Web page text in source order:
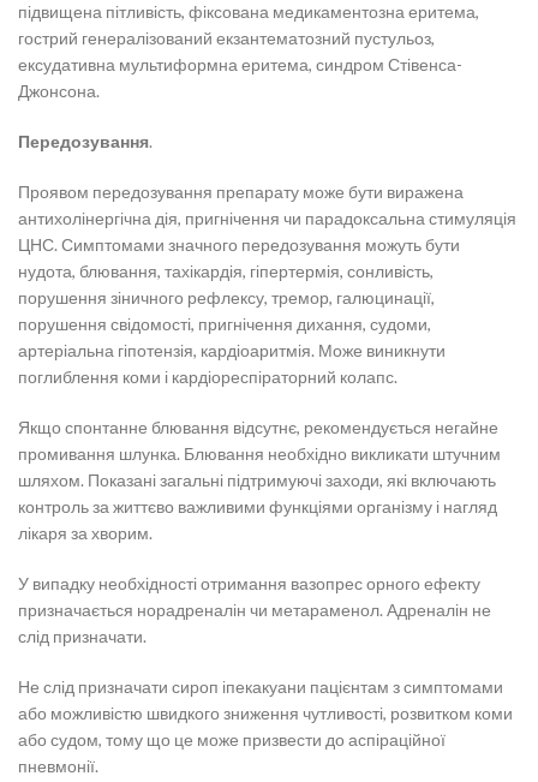
підвищена пітливість, фіксована медикаментозна еритема,
гострий генералізований екзантематозний пустульоз,
ексудативна мультиформна еритема, синдром Стівенса-
Джонсона.
Передозування.
Проявом передозування препарату може бути виражена
антихолінергічна дія, пригнічення чи парадоксальна стимуляція
ЦНС. Симптомами значного передозування можуть бути
нудота, блювання, тахікардія, гіпертермія, сонливість,
порушення зіничного рефлексу, тремор, галюцинації,
порушення свідомості, пригнічення дихання, судоми,
артеріальна гіпотензія, кардіоаритмія. Може виникнути
поглиблення коми і кардіореспіраторний колапс.
Якщо спонтанне блювання відсутнє, рекомендується негайне
промивання шлунка. Блювання необхідно викликати штучним
шляхом. Показані загальні підтримуючі заходи, які включають
контроль за життєво важливими функціями організму і нагляд
лікаря за хворим.
У випадку необхідності отримання вазопрес орного ефекту
призначається норадреналін чи метараменол. Адреналін не
слід призначати.
Не слід призначати сироп іпекакуани пацієнтам з симптомами
або можливістю швидкого зниження чутливості, розвитком коми
або судом, тому що це може призвести до аспіраційної
пневмонії.